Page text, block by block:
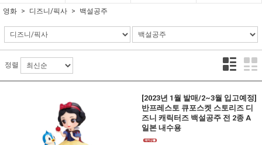
영화 디즈니/픽사 백설공주
정렬
[2023년 1월 발매/2~3월 입고예정]
반프레스토 큐포스켓 스토리즈 디
즈니 캐릭터즈 백설공주 전 2종 A
일본 내수용